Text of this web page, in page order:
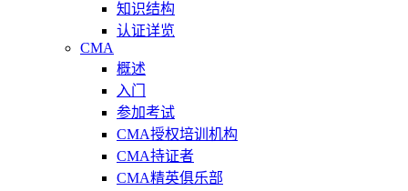
知识结构
认证详览
CMA
概述
入门
参加考试
CMA授权培训机构
CMA持证者
CMA精英俱乐部